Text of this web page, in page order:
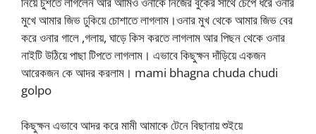
মুখে আমার জিভ ঢুকিয়ে চোশাতে লাগলাম।ওনার মুখ থেকে আমার জিভ বের
করে ওনার গালে ,গলায়, ঘাড়ে কিস করতে লাগলাম আর পিছন থেকে ওনার
নাইটি উঠিয়ে পাছা টিপতে লাগলাম। এভাবে কিছুক্ষন দাঁড়িয়ে একজন
আরেকজন কে আদর করলাম। mami bhagna chuda chudi
golpo
কিছুক্ষন এভাবে আদর করে মামী আমাকে টেনে বিছানায় শুইয়ে